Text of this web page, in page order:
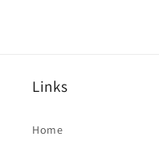
Links
Home